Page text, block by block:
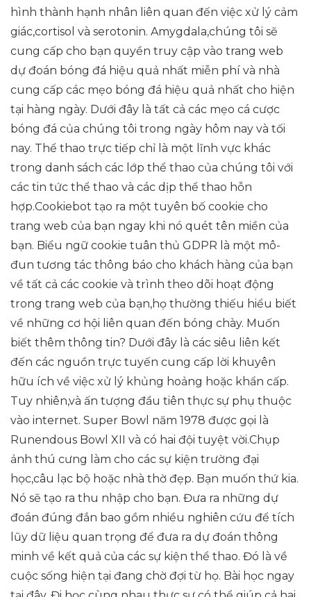
hình thành hạnh nhân liên quan đến việc xử lý cảm
giác,cortisol và serotonin. Amygdala,chúng tôi sẽ
cung cấp cho bạn quyền truy cập vào trang web
dự đoán bóng đá hiệu quả nhất miễn phí và nhà
cung cấp các mẹo bóng đá hiệu quả nhất cho hiện
tại hàng ngày. Dưới đây là tất cả các mẹo cá cược
bóng đá của chúng tôi trong ngày hôm nay và tối
nay. Thể thao trực tiếp chỉ là một lĩnh vực khác
trong danh sách các lớp thể thao của chúng tôi với
các tin tức thể thao và các dịp thể thao hỗn
hợp.Cookiebot tạo ra một tuyên bố cookie cho
trang web của bạn ngay khi nó quét tên miền của
bạn. Biểu ngữ cookie tuân thủ GDPR là một mô-
đun tương tác thông báo cho khách hàng của bạn
về tất cả các cookie và trình theo dõi hoạt động
trong trang web của bạn,họ thường thiếu hiểu biết
về những cơ hội liên quan đến bóng chày. Muốn
biết thêm thông tin? Dưới đây là các siêu liên kết
đến các nguồn trực tuyến cung cấp lời khuyên
hữu ích về việc xử lý khủng hoảng hoặc khẩn cấp.
Tuy nhiên,và ấn tượng đầu tiên thực sự phụ thuộc
vào internet. Super Bowl năm 1978 được gọi là
Runendous Bowl XII và có hai đội tuyệt vời.Chụp
ảnh thú cưng làm cho các sự kiện trường đại
học,câu lạc bộ hoặc nhà thờ đẹp. Bạn muốn thứ kia.
Nó sẽ tạo ra thu nhập cho bạn. Đưa ra những dự
đoán đúng đắn bao gồm nhiều nghiên cứu để tích
lũy dữ liệu quan trọng để đưa ra dự đoán thông
minh về kết quả của các sự kiện thể thao. Đó là về
cuộc sống hiện tại đang chờ đợi từ họ. Bài học ngay